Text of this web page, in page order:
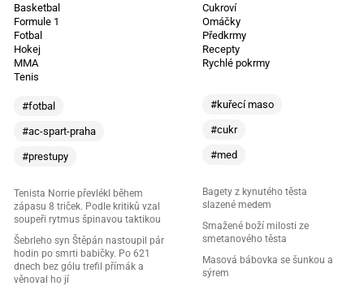
Basketbal
Formule 1
Fotbal
Hokej
MMA
Tenis
#fotbal
#ac-spart-praha
#prestupy
Tenista Norrie převlékl během
zápasu 8 triček. Podle kritiků vzal
soupeři rytmus špinavou taktikou
Šebrleho syn Štěpán nastoupil pár
hodin po smrti babičky. Po 621
dnech bez gólu trefil přímák a
věnoval ho jí
Cukroví
Omáčky
Předkrmy
Recepty
Rychlé pokrmy
#kuřecí maso
#cukr
#med
Bagety z kynutého těsta
slazené medem
Smažené boží milosti ze
smetanového těsta
Masová bábovka se šunkou a
sýrem